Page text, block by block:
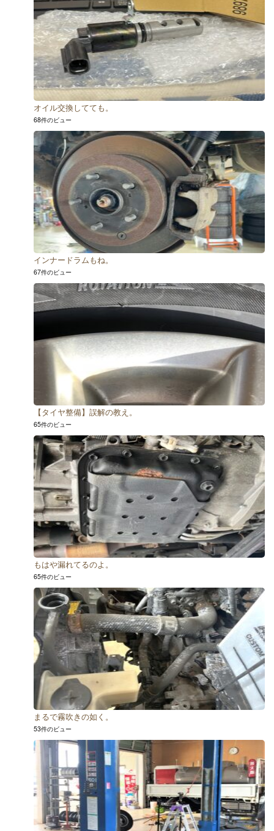
オイル交換してても。
68件のビュー
インナードラムもね。
67件のビュー
【タイヤ整備】誤解の教え。
65件のビュー
もはや漏れてるのよ。
65件のビュー
まるで霧吹きの如く。
53件のビュー